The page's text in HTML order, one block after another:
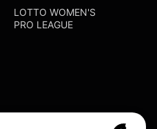
LOTTO WOMEN'S
PRO LEAGUE